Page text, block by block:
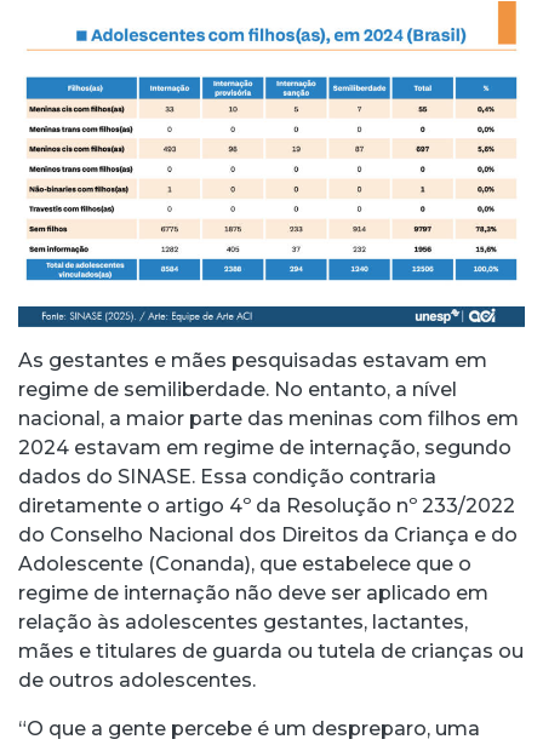
As gestantes e mães pesquisadas estavam em
regime de semiliberdade. No entanto, a nível
nacional, a maior parte das meninas com filhos em
2024 estavam em regime de internação, segundo
dados do SINASE. Essa condição contraria
diretamente o artigo 4º da Resolução nº 233/2022
do Conselho Nacional dos Direitos da Criança e do
Adolescente (Conanda), que estabelece que o
regime de internação não deve ser aplicado em
relação às adolescentes gestantes, lactantes,
mães e titulares de guarda ou tutela de crianças ou
de outros adolescentes.
“O que a gente percebe é um despreparo, uma